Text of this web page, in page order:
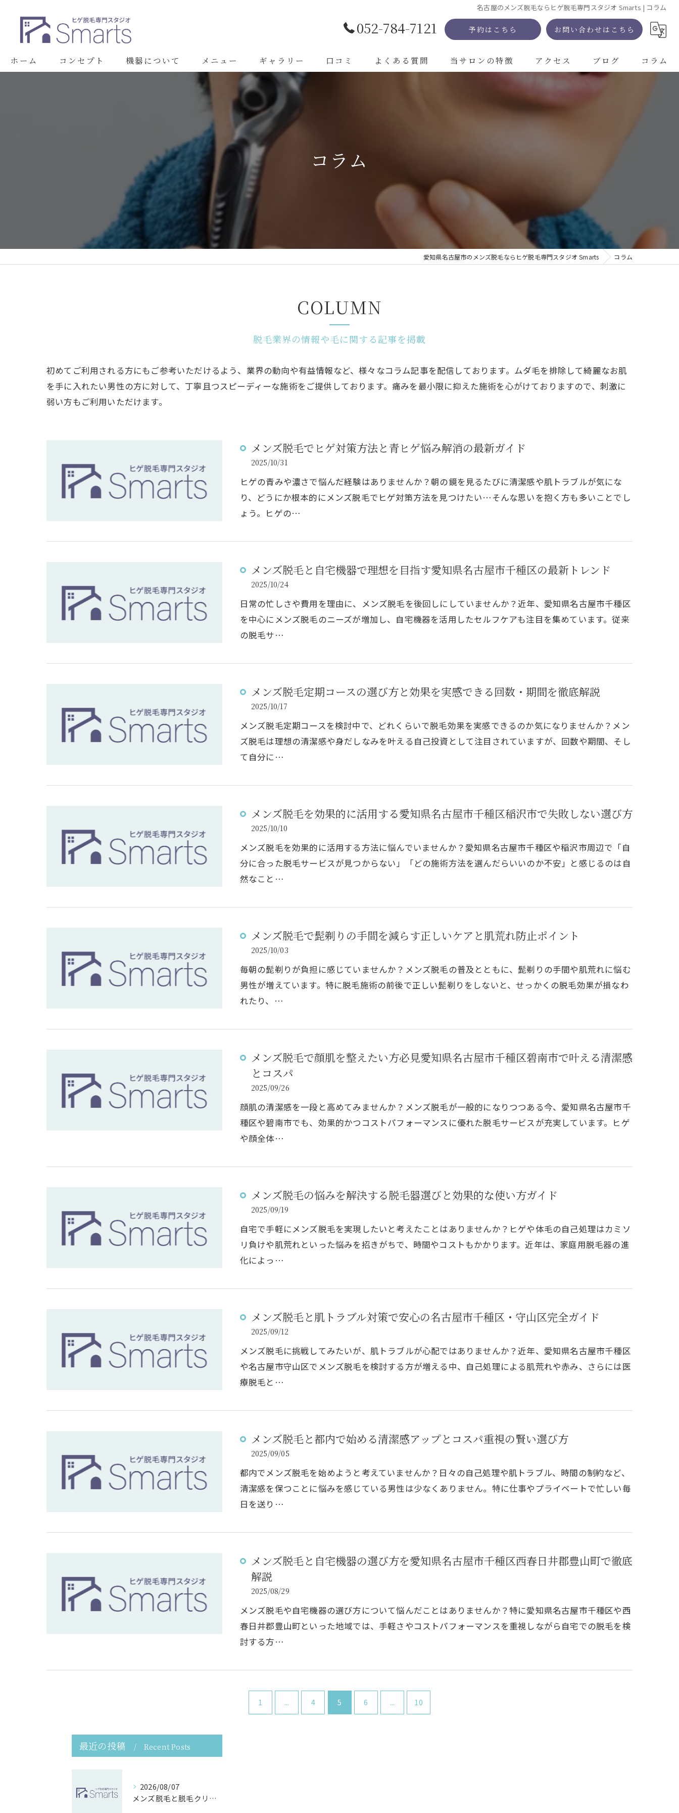
名古屋のメンズ脱毛ならヒゲ脱毛専門スタジオ Smarts | コラム
052-784-7121 予約はこちら お問い合わせはこちら
ホーム コンセプト 機器について メニュー ギャラリー 口コミ よくある質問 当サロンの特徴
エステ
アクセス ブログ コラム
コラム
愛知県名古屋市のメンズ脱毛ならヒゲ脱毛専門スタジオ Smarts コラム
COLUMN
脱毛業界の情報や毛に関する記事を掲載
初めてご利用される方にもご参考いただけるよう、業界の動向や有益情報など、様々なコラム記事を配信しております。ムダ毛を排除して綺麗なお肌
を手に入れたい男性の方に対して、丁寧且つスピーディーな施術をご提供しております。痛みを最小限に抑えた施術を心がけておりますので、刺激に
弱い方もご利用いただけます。
メンズ脱毛でヒゲ対策方法と青ヒゲ悩み解消の最新ガイド
2025/10/31
ヒゲの青みや濃さで悩んだ経験はありませんか？朝の鏡を見るたびに清潔感や肌トラブルが気にな
り、どうにか根本的にメンズ脱毛でヒゲ対策方法を見つけたい…そんな思いを抱く方も多いことでし
ょう。ヒゲの…
メンズ脱毛と自宅機器で理想を目指す愛知県名古屋市千種区の最新トレンド
2025/10/24
日常の忙しさや費用を理由に、メンズ脱毛を後回しにしていませんか？近年、愛知県名古屋市千種区
を中心にメンズ脱毛のニーズが増加し、自宅機器を活用したセルフケアも注目を集めています。従来
の脱毛サ…
メンズ脱毛定期コースの選び方と効果を実感できる回数・期間を徹底解説
2025/10/17
メンズ脱毛定期コースを検討中で、どれくらいで脱毛効果を実感できるのか気になりませんか？メン
ズ脱毛は理想の清潔感や身だしなみを叶える自己投資として注目されていますが、回数や期間、そし
て自分に…
メンズ脱毛を効果的に活用する愛知県名古屋市千種区稲沢市で失敗しない選び方
2025/10/10
メンズ脱毛を効果的に活用する方法に悩んでいませんか？愛知県名古屋市千種区や稲沢市周辺で「自
分に合った脱毛サービスが見つからない」「どの施術方法を選んだらいいのか不安」と感じるのは自
然なこと…
メンズ脱毛で髭剃りの手間を減らす正しいケアと肌荒れ防止ポイント
2025/10/03
毎朝の髭剃りが負担に感じていませんか？メンズ脱毛の普及とともに、髭剃りの手間や肌荒れに悩む
男性が増えています。特に脱毛施術の前後で正しい髭剃りをしないと、せっかくの脱毛効果が損なわ
れたり、…
メンズ脱毛で顔肌を整えたい方必見愛知県名古屋市千種区碧南市で叶える清潔感
とコスパ
2025/09/26
顔肌の清潔感を一段と高めてみませんか？メンズ脱毛が一般的になりつつある今、愛知県名古屋市千
種区や碧南市でも、効果的かつコストパフォーマンスに優れた脱毛サービスが充実しています。ヒゲ
や顔全体…
メンズ脱毛の悩みを解決する脱毛器選びと効果的な使い方ガイド
2025/09/19
自宅で手軽にメンズ脱毛を実現したいと考えたことはありませんか？ヒゲや体毛の自己処理はカミソ
リ負けや肌荒れといった悩みを招きがちで、時間やコストもかかります。近年は、家庭用脱毛器の進
化によっ…
メンズ脱毛と肌トラブル対策で安心の名古屋市千種区・守山区完全ガイド
2025/09/12
メンズ脱毛に挑戦してみたいが、肌トラブルが心配ではありませんか？近年、愛知県名古屋市千種区
や名古屋市守山区でメンズ脱毛を検討する方が増える中、自己処理による肌荒れや赤み、さらには医
療脱毛と…
メンズ脱毛と都内で始める清潔感アップとコスパ重視の賢い選び方
2025/09/05
都内でメンズ脱毛を始めようと考えていませんか？日々の自己処理や肌トラブル、時間の制約など、
清潔感を保つことに悩みを感じている男性は少なくありません。特に仕事やプライベートで忙しい毎
日を送り…
メンズ脱毛と自宅機器の選び方を愛知県名古屋市千種区西春日井郡豊山町で徹底
解説
2025/08/29
メンズ脱毛や自宅機器の選び方について悩んだことはありませんか？特に愛知県名古屋市千種区や西
春日井郡豊山町といった地域では、手軽さやコストパフォーマンスを重視しながら自宅での脱毛を検
討する方…
1 ... 4 5 6 ... 10
最近の投稿 Recent Posts
2026/08/07
メンズ脱毛と脱毛クリームの違い徹底解説と自宅除毛の正しい始め方